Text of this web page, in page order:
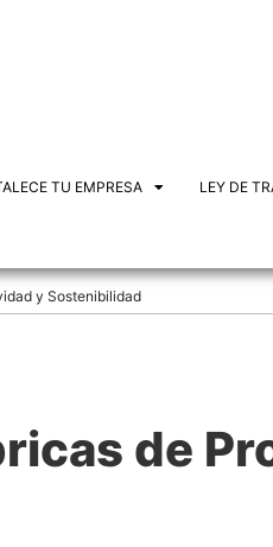
TU EMPRESA LEY DE
y Sostenibilidad
de